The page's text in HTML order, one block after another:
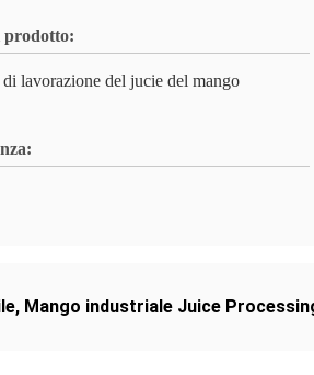
prodotto:
lavorazione del jucie del mango
, Mango industriale Juice